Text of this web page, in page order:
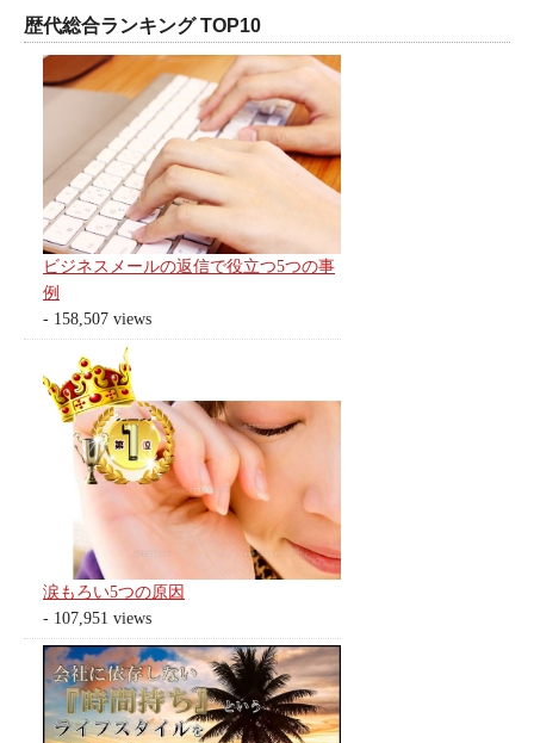
歴代総合ランキング TOP10
ビジネスメールの返信で役立つ5つの事
例
- 158,507 views
涙もろい5つの原因
- 107,951 views